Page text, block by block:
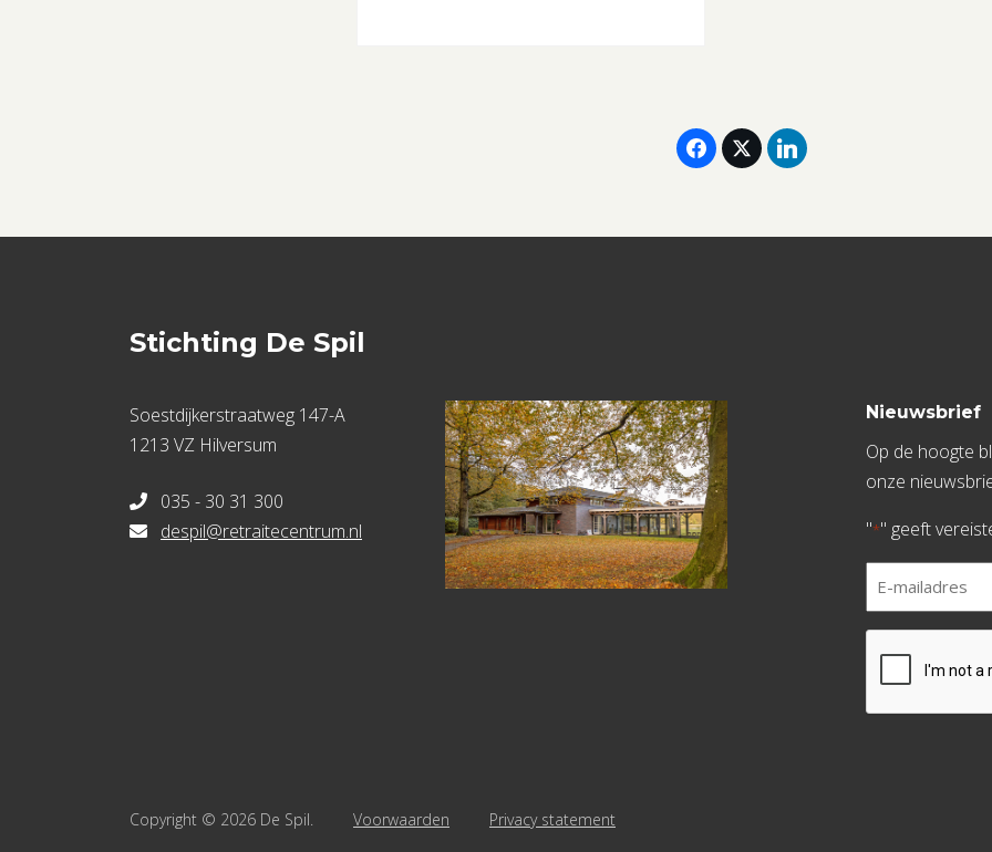
Stichting De Spil
Soestdijkerstraatweg 147-A
1213 VZ Hilversum
035 - 30 31 300
despil@retraitecentrum.nl
Nieuwsbrief
Op de hoogte
onze
"*" geeft
mailadres
*
Copyright © 2026 De Spil. Voorwaarden Privacy statement